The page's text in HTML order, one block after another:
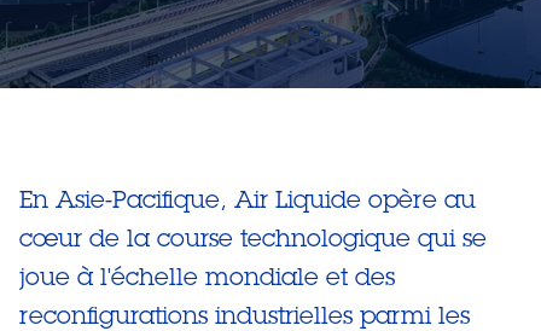
En Asie-Pacifique, Air Liquide opère au
cœur de la course technologique qui se
joue à l'échelle mondiale et des
reconfigurations industrielles parmi les